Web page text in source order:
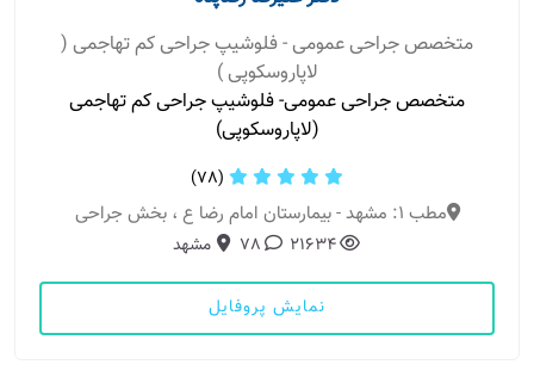
متخصص جراحی عمومی - فلوشیپ جراحی کم تهاجمی (
لاپاروسکوپی )
متخصص جراحی عمومی- فلوشیپ جراحی کم تهاجمی
(لاپاروسکوپی)
(78)
مطب 1: مشهد - بیمارستان امام رضا ع ، بخش جراحی
21634
78 مشهد
نمایش پروفایل